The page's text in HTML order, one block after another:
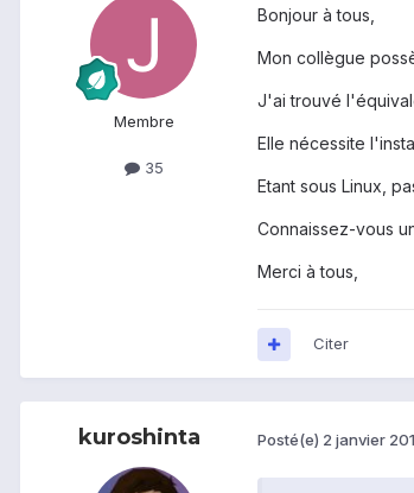
Membre
35
Bonjour à tous,
Mon collègue
J'ai trouvé
Elle nécessite
Etant sous Linux,
Connaissez-vous
Merci à tous,
Citer
kuroshinta Posté(e) 2 janvier